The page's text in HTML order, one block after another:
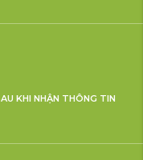
KHI NHẬN THÔNG TIN